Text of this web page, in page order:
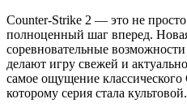
Counter-Strike 2 — это не
полноценный шаг вперед.
соревновательные
делают игру свежей и
самое ощущение классического
которому серия стала культовой.